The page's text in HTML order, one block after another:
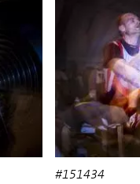
#151434